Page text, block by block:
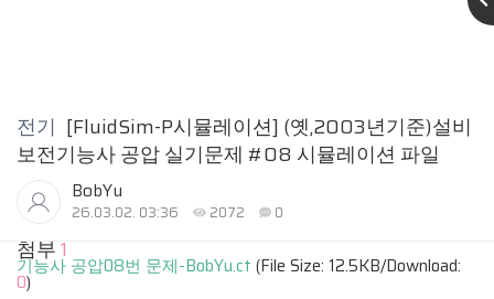
전기 [FluidSim-P시뮬레이션] (옛,2003년기준)설비
보전기능사 공압 실기문제 #08 시뮬레이션 파일
BobYu
26.03.02. 03:36 2072 0
첨부1
기능사 공압08번 문제-BobYu.ct (File Size: 12.5KB/Download:
0)